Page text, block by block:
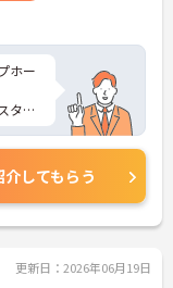
ホー
タッ
らに
さ
介してもらう
更新日：2026年06月19日